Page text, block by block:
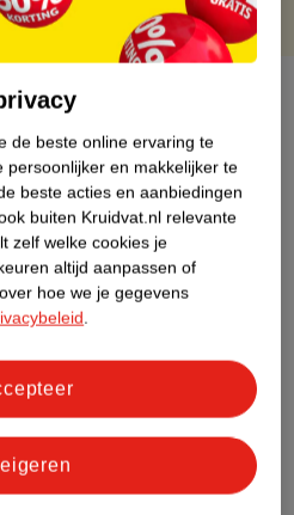
heeft (nog) geen Nature
de beste online ervaring te
persoonlijker en makkelijker te
beste acties en aanbiedingen
buiten Kruidvat.nl relevante
zelf welke cookies je
altijd aanpassen of
hoe we je gegevens
.